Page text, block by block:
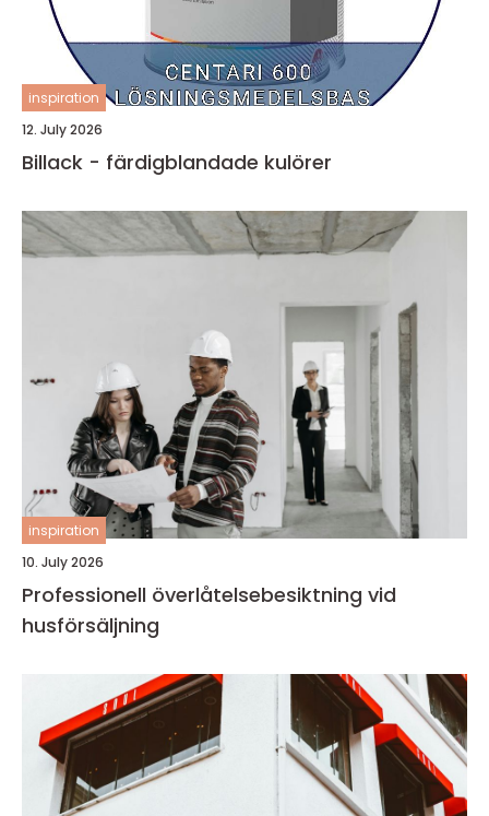
inspiration
12. July 2026
Billack - färdigblandade kulörer
inspiration
10. July 2026
Professionell överlåtelsebesiktning vid
husförsäljning